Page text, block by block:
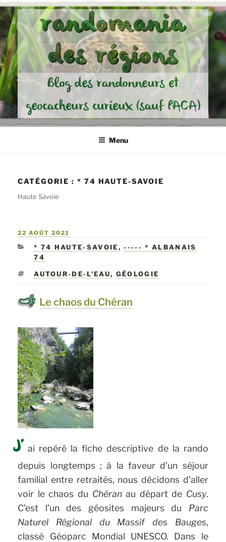
Aller
au
contenu
principal
randomania
des régions
Blog des randonneurs et
geocacheurs curieux (sauf PACA)
Menu
CATÉGORIE : * 74 HAUTE-SAVOIE
Haute Savoie
PUBLIÉ
22 AOÛT 2021
CATÉGORIES
* 74 HAUTE-SAVOIE ,----- * ALBANAIS
74
ÉTIQUETTES
AUTOUR-DE-L'EAU, GÉOLOGIE
Le chaos du Chéran
J’ ai repéré la fiche descriptive de la rando
depuis longtemps ; à la faveur d’un séjour
familial entre retraités, nous décidons d’aller
voir le chaos du Chéranau départ de Cusy.
C’est l’un des géosites majeurs du Parc
Naturel Régional du Massif des Bauges,
classé Géoparc Mondial UNESCO. Dans le